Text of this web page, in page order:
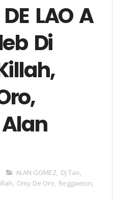
LAO A
Di
ALAN GOMEZ, DJ Tao,
, Omy De Oro, Reggaeton,